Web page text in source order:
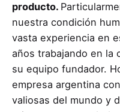
producto.
nuestra condición
vasta experiencia en
años trabajando en la
su equipo fundador.
empresa argentina
valiosas del mundo y